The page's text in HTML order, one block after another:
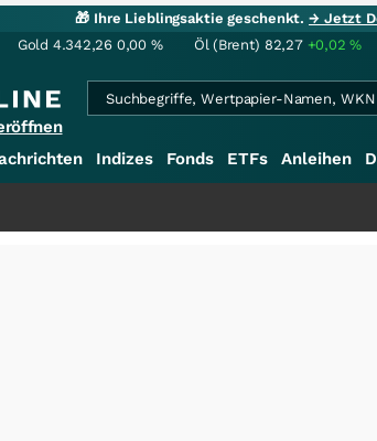
🎁 Ihre Lieblingsaktie geschenkt.→ Jetzt
Gold 4.342,26 0,00 % Öl (Brent) 82,27 +0,02%
Indizes Fonds ETFs Anleihen